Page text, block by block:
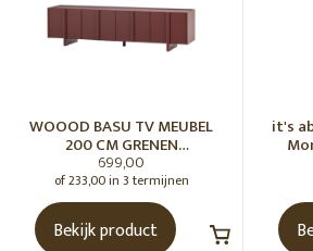
WOOOD BASU TV MEUBEL
200 CM GRENEN
BORDEAUXROOD [fsc]
699,00
of 233,00 in 3 termijnen
Bekijk product
it's